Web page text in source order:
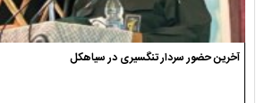
آخرین حضور سردار تنگسیری در سیاهکل